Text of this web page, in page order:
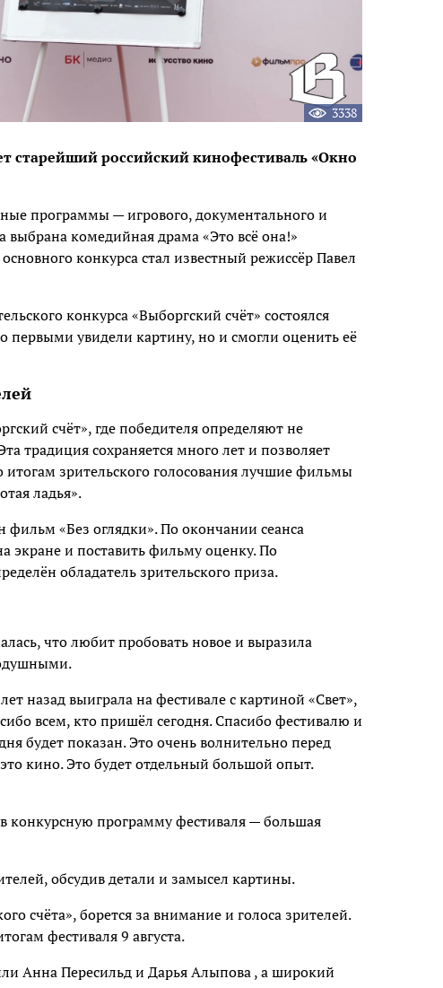
3338
старейший российский кинофестиваль «Окно
программы — игрового, документального и
комедийная драма «Это всё она!»
конкурса стал известный режиссёр Павел
конкурса «Выборгский счёт» состоялся
первыми увидели картину, но и смогли оценить её
счёт», где победителя определяют не
традиция сохраняется много лет и позволяет
зрительского голосования лучшие фильмы
ладья».
«Без оглядки». По окончании сеанса
экране и поставить фильму оценку. По
обладатель зрительского приза.
что любит пробовать новое и выразила
назад выиграла на фестивале с картиной «Свет»,
всем, кто пришёл сегодня. Спасибо фестивалю и
будет показан. Это очень волнительно перед
кино. Это будет отдельный большой опыт.
конкурсную программу фестиваля — большая
обсудив детали и замысел картины.
счёта», борется за внимание и голоса зрителей.
фестиваля 9 августа.
Анна Пересильд и Дарья Алыпова , а широкий